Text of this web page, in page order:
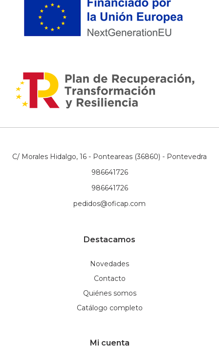
C/ Morales Hidalgo, 16 - Ponteareas (36860) - Pontevedra
986641726
986641726
pedidos@oficap.com
Destacamos
Novedades
Contacto
Quiénes somos
Catálogo completo
Mi cuenta